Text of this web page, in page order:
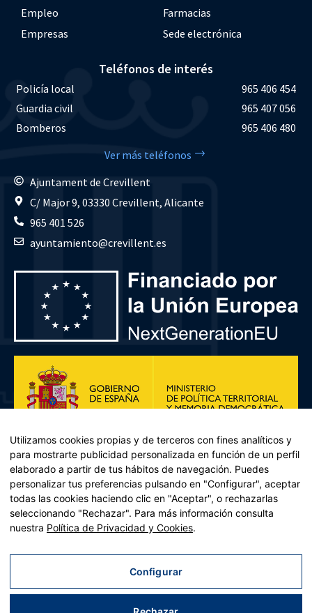
Empleo
Farmacias
Empresas
Sede electrónica
Teléfonos de interés
Policía local
965 406 454
Guardia civil
965 407 056
Bomberos
965 406 480
Ver más teléfonos
Ajuntament de Crevillent
C/ Major 9, 03330 Crevillent, Alicante
965 401 526
ayuntamiento@crevillent.es
Plan de Recuperación, Transformación y Resiliencia – Financiado por
Recuperación y resiliencia, establecido por el Reglamento (UE)
2021/241 del Parlamento Europeo y del Consejo, de 12 de febrero
Utilizamos cookies propias y de terceros con fines analíticos y
para mostrarte publicidad personalizada en función de un perfil
elaborado a partir de tus hábitos de navegación. Puedes
personalizar tus preferencias pulsando en "Configurar", aceptar
todas las cookies haciendo clic en "Aceptar", o rechazarlas
seleccionando "Rechazar". Para más información consulta
nuestra Política de Privacidad y Cookies.
Configurar